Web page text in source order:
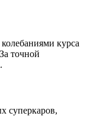
курса
точной
суперкаров,